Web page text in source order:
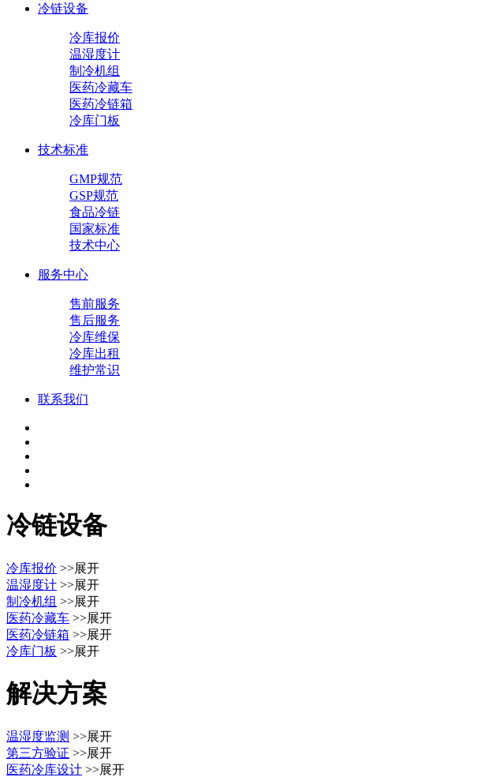
冷链设备
冷库报价
温湿度计
制冷机组
医药冷藏车
医药冷链箱
冷库门板
技术标准
GMP规范
GSP规范
食品冷链
国家标准
技术中心
服务中心
售前服务
售后服务
冷库维保
冷库出租
维护常识
联系我们
冷链设备
冷库报价 >>展开
温湿度计 >>展开
制冷机组 >>展开
医药冷藏车 >>展开
医药冷链箱 >>展开
冷库门板 >>展开
解决方案
温湿度监测 >>展开
第三方验证 >>展开
医药冷库设计 >>展开